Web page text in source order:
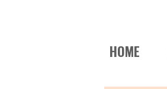
HOME